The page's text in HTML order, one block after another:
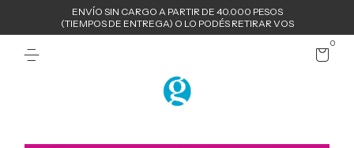
ENVÍO SIN CARGO A PARTIR DE 40.000 PESOS
(TIEMPOS DE ENTREGA) O LO PODÉS RETIRAR VOS
0